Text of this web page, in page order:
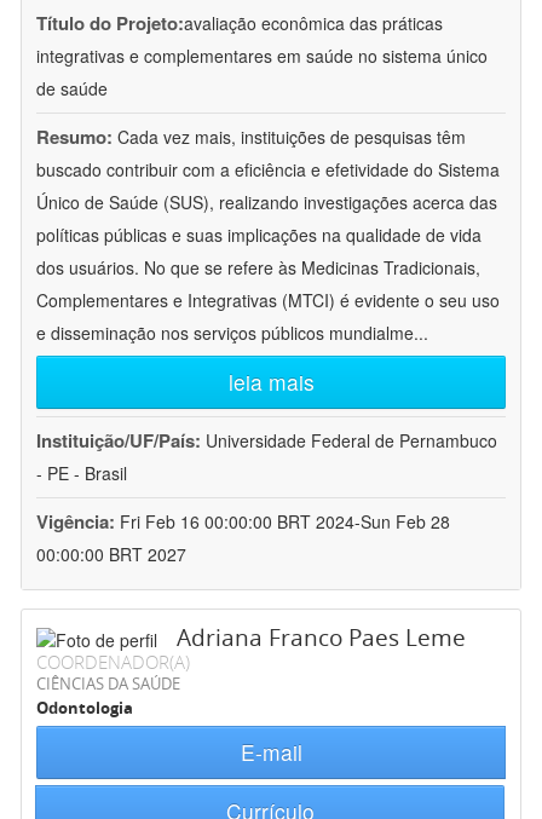
Título do Projeto:avaliação econômica das práticas
integrativas e complementares em saúde no sistema único
de saúde
Resumo: Cada vez mais, instituições de pesquisas têm
buscado contribuir com a eficiência e efetividade do Sistema
Único de Saúde (SUS), realizando investigações acerca das
políticas públicas e suas implicações na qualidade de vida
dos usuários. No que se refere às Medicinas Tradicionais,
Complementares e Integrativas (MTCI) é evidente o seu uso
e disseminação nos serviços públicos mundialme...
leia mais
Instituição/UF/País: Universidade Federal de Pernambuco
- PE - Brasil
Vigência: Fri Feb 16 00:00:00 BRT 2024-Sun Feb 28
00:00:00 BRT 2027
Adriana Franco Paes Leme
COORDENADOR(A)
CIÊNCIAS DA SAÚDE
Odontologia
E-mail
Currículo